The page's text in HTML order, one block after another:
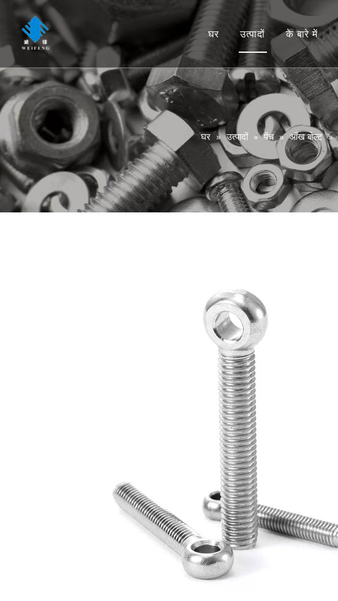
घर उत्पादों
पेंच
कड़े छिलके वाला फल
वॉशर
कीलक
लंगर
के बारे में
घर » उत्पादों » पेंच » आँख बोल्ट »